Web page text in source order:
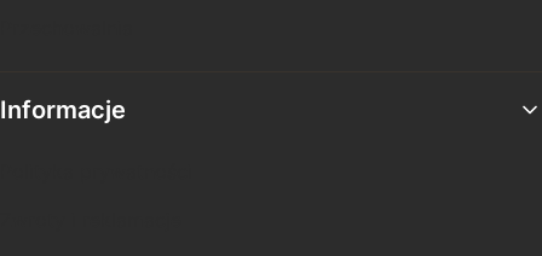
Informacje